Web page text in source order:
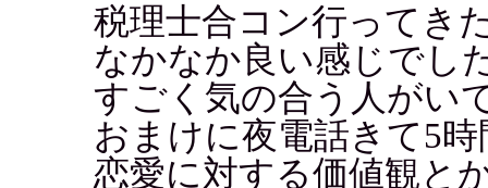
税理士合コン行ってき
なかなか良い感じでし
すごく気の合う人がい
おまけに夜電話きて5
恋愛に対する価値観と